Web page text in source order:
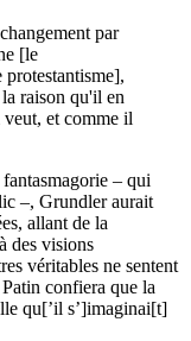
par
[le
raison qu'il en
et comme il
– qui
–, Grundler aurait
allant de la
des visions
véritables ne sentent
confiera que la
qu[’il s’]imaginai[t]